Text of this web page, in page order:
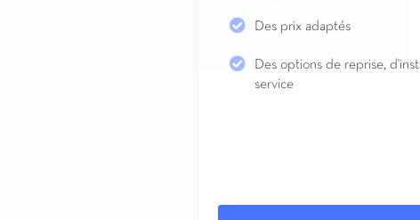
Des prix adaptés
Des options de reprise,
service